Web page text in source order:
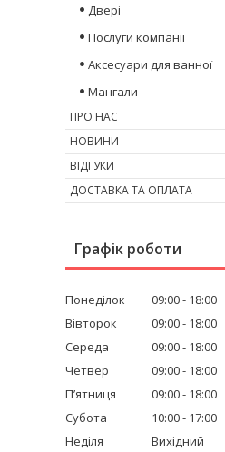
Двері
Послуги компанії
Аксесуари для ванної
Мангали
ПРО НАС
НОВИНИ
ВІДГУКИ
ДОСТАВКА ТА ОПЛАТА
Графік роботи
Понеділок 09:00
18:00
Вівторок
09:00
18:00
Середа
09:00
18:00
Четвер
09:00
18:00
Пʼятниця
09:00
18:00
Субота
10:00
17:00
Неділя
Вихідний